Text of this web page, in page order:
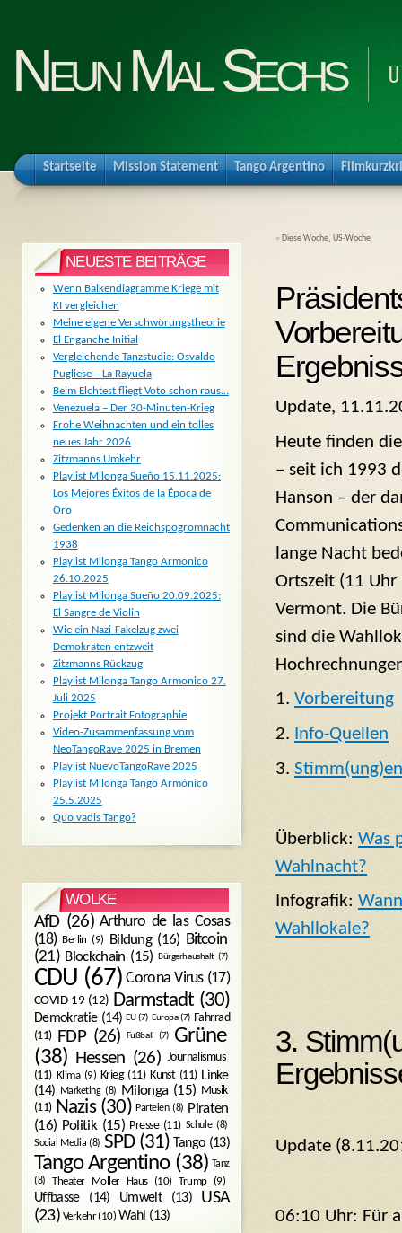
Neun Mal Sechs
Startseite Mission Statement Tango Argentino
« Diese Woche, US-Woche
Update,
Heute finden
– seit ich 1993
Hanson – der
lange Nacht
Ortszeit (11
Vermont. Die
sind die
1. Vorbereitung
2. Info-Quellen
3.
Überblick: Was
Wahlnacht?
Infografik:
Wahllokale?
3.
Update
06:10 Uhr: Für
NEUESTE BEITRÄGE
Wenn Balkendiagramme Kriege mit
KI vergleichen
Meine eigene Verschwörungstheorie
El Enganche Initial
Vergleichende Tanzstudie: Osvaldo
Pugliese – La Rayuela
Beim Elchtest fliegt Voto schon raus…
Venezuela – Der 30-Minuten-Krieg
Frohe Weihnachten und ein tolles
neues Jahr 2026
Zitzmanns Umkehr
Playlist Milonga Sueño 15.11.2025:
Los Mejores Éxitos de la Época de
Oro
Gedenken an die Reichspogromnacht
1938
Playlist Milonga Tango Armonico
26.10.2025
Playlist Milonga Sueño 20.09.2025:
El Sangre de Violin
Wie ein Nazi-Fakelzug zwei
Demokraten entzweit
Zitzmanns Rückzug
Playlist Milonga Tango Armonico 27.
Juli 2025
Projekt Portrait Fotographie
Video-Zusammenfassung vom
NeoTangoRave 2025 in Bremen
Playlist NuevoTangoRave 2025
Playlist Milonga Tango Armónico
25.5.2025
Quo vadis Tango?
WOLKE
AfD(26) Arthuro de las Cosas
(18) Berlin (9) Bildung(16) Bitcoin
(21) Blockchain (15) Bürgerhaushalt (7)
CDU (67) Corona Virus(17)
COVID-19 (12) Darmstadt (30)
Demokratie(14) EU(7) Europa(7) Fahrrad
(11)
FDP(26) Fußball (7)
Grüne
(38) Hessen (26) Journalismus
(11) Klima(9) Krieg(11) Kunst(11) Linke
(14) Marketing(8) Milonga(15) Musik
(11) Nazis(30) Parteien(8) Piraten
(16) Politik(15) Presse(11) Schule(8)
Social Media (8) SPD(31) Tango(13)
Tango Argentino(38) Tanz
(8)
Theater Moller Haus(10) Trump(9)
Uffbasse(14) Umwelt(13)
USA
(23) Verkehr(10) Wahl (13)